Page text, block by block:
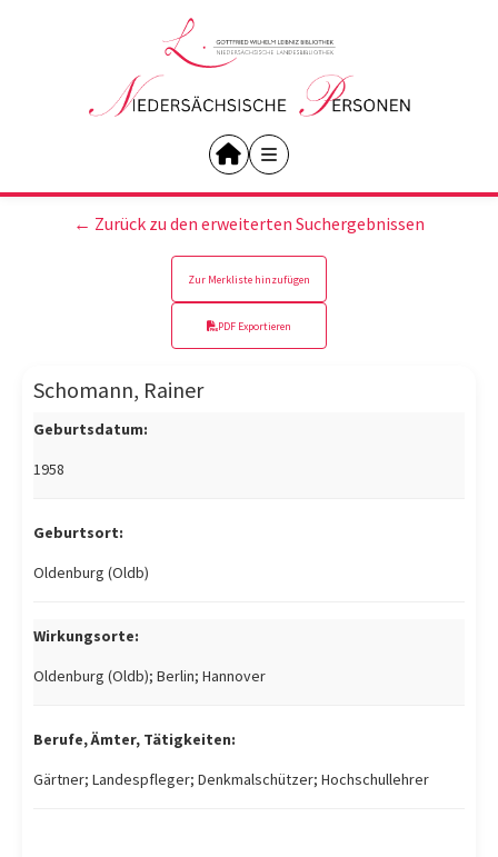
← Zurück zu den erweiterten Suchergebnissen
Zur Merkliste hinzufügen
PDF Exportieren
Schomann, Rainer
Geburtsdatum:
1958
Geburtsort:
Oldenburg (Oldb)
Wirkungsorte:
Oldenburg (Oldb); Berlin; Hannover
Berufe, Ämter, Tätigkeiten:
Gärtner; Landespfleger; Denkmalschützer; Hochschullehrer